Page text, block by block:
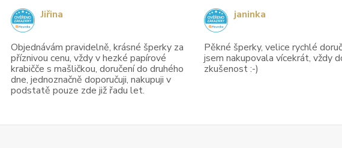
Objednávám pravidelně, krásné šperky za
příznivou cenu, vždy v hezké papírové
krabičče s mašličkou, doručení do druhého
dne, jednoznačně doporučuji, nakupuji v
podstatě pouze zde již řadu let.
Jiřina
Pěkné šperky, velice rychlé
jsem nakupovala vícekrát, vždy
zkušenost :-)
janinka